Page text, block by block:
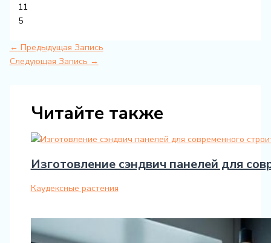
11
5
← Предыдущая Запись
Следующая Запись →
Читайте также
Изготовление сэндвич панелей для
Каудексные растения